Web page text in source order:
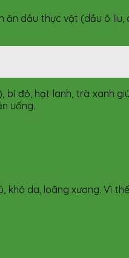
ăn dầu thực vật (dầu ô liu,
bí đỏ, hạt lanh, trà xanh
uống.
khô da, loãng xương. Vì